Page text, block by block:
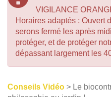
VIGILANCE
Horaires adaptés : Ouvert
serons fermé les après
protéger, et de protéger
dépassant largement les
Conseils Vidéo > Le